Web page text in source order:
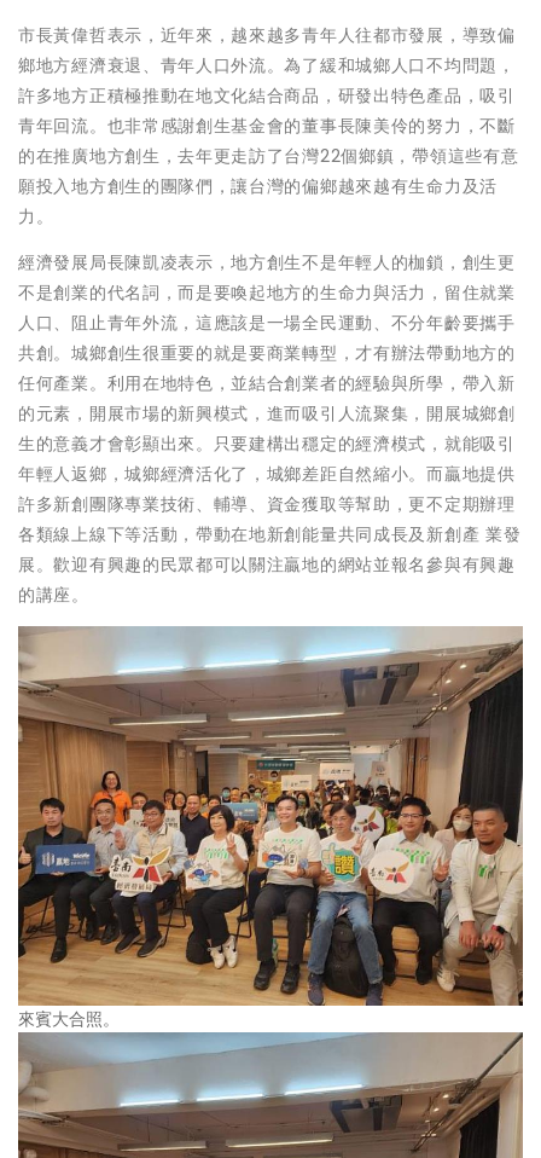
市長黃偉哲表示，近年來，越來越多青年人往都市發展，導致偏
鄉地方經濟衰退、青年人口外流。為了緩和城鄉人口不均問題，
許多地方正積極推動在地文化結合商品，研發出特色產品，吸引
青年回流。也非常感謝創生基金會的董事長陳美伶的努力，不斷
的在推廣地方創生，去年更走訪了台灣22個鄉鎮，帶領這些有意
願投入地方創生的團隊們，讓台灣的偏鄉越來越有生命力及活
力。
經濟發展局長陳凱凌表示，地方創生不是年輕人的枷鎖，創生更
不是創業的代名詞，而是要喚起地方的生命力與活力，留住就業
人口、阻止青年外流，這應該是一場全民運動、不分年齡要攜手
共創。城鄉創生很重要的就是要商業轉型，才有辦法帶動地方的
任何產業。利用在地特色，並結合創業者的經驗與所學，帶入新
的元素，開展市場的新興模式，進而吸引人流聚集，開展城鄉創
生的意義才會彰顯出來。只要建構出穩定的經濟模式，就能吸引
年輕人返鄉，城鄉經濟活化了，城鄉差距自然縮小。而贏地提供
許多新創團隊專業技術、輔導、資金獲取等幫助，更不定期辦理
各類線上線下等活動，帶動在地新創能量共同成長及新創產 業發
展。歡迎有興趣的民眾都可以關注贏地的網站並報名參與有興趣
的講座。
來賓大合照。